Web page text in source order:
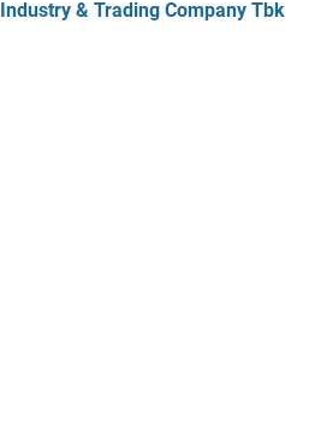
Industry & Trading Company Tbk